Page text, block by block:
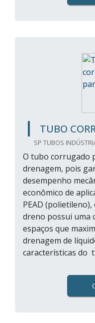
TUBO
SP TUBOS
O tubo corrugado
drenagem, pois
desempenho
econômico de
PEAD
dreno possui uma
espaços que
drenagem de
características do